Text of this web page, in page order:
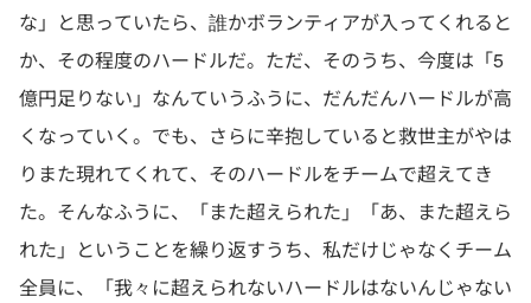
な」と思っていたら、誰かボランティアが入ってくれると
か、その程度のハードルだ。ただ、そのうち、今度は「5
億円足りない」なんていうふうに、だんだんハードルが高
くなっていく。でも、さらに辛抱していると救世主がやは
りまた現れてくれて、そのハードルをチームで超えてき
た。そんなふうに、「また超えられた」「あ、また超えら
れた」ということを繰り返すうち、私だけじゃなくチーム
全員に、「我々に超えられないハードルはないんじゃない